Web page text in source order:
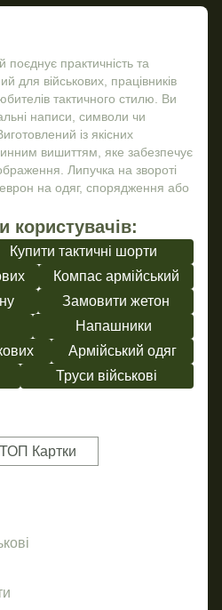
практичність та
для військових, працівників
тактичного стилю. Ви
написи, символи чи
із якісних
вишиттям, яке забезпечує
Липучка на звороті
на одяг, спорядження або
користувачів:
Купити тактичні шорти
Компас армійський
Замовити жетон
Напашники
Армійський одяг
Труси військові
ТОП Картки